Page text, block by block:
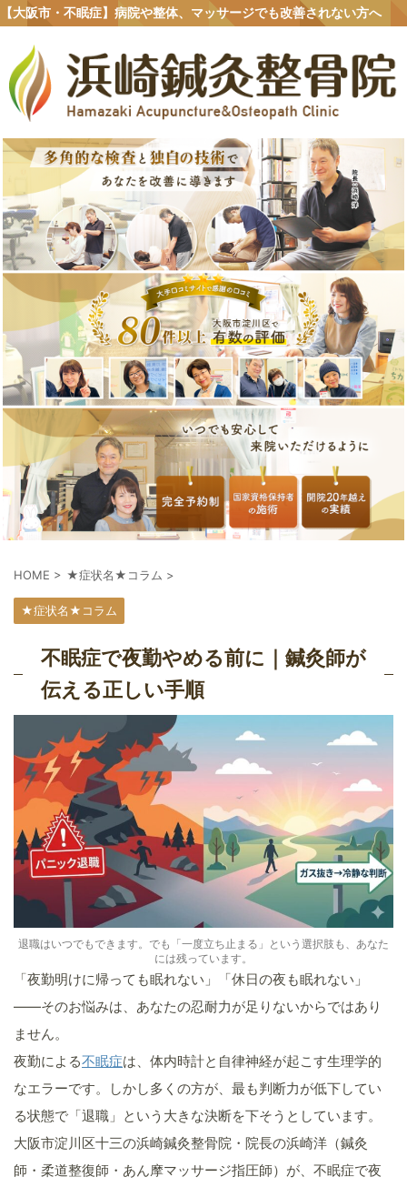
【大阪市・不眠症】病院や整体、マッサージでも改善されない方へ
HOME > ★症状名★コラム >
★症状名★コラム
不眠症で夜勤やめる前に｜鍼灸師が
伝える正しい手順
退職はいつでもできます。でも「一度立ち止まる」という選択肢も、あなた
には残っています。
「夜勤明けに帰っても眠れない」「休日の夜も眠れない」
——そのお悩みは、あなたの忍耐力が足りないからではあり
ません。
夜勤による不眠症は、体内時計と自律神経が起こす生理学的
なエラーです。しかし多くの方が、最も判断力が低下してい
る状態で「退職」という大きな決断を下そうとしています。
大阪市淀川区十三の浜崎鍼灸整骨院・院長の浜崎洋（鍼灸
師・柔道整復師・あん摩マッサージ指圧師）が、不眠症で夜